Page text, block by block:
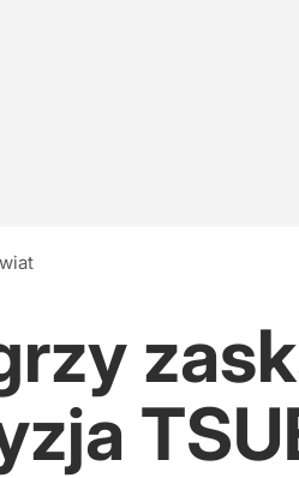
Świat